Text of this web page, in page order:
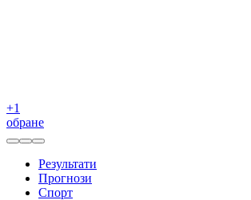
+1
обране
Результати
Прогнози
Спорт